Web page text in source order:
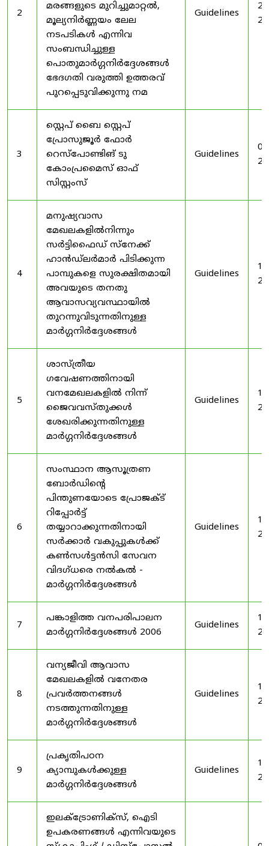
2
മരങ്ങളുടെ മുറിച്ചുമാറ്റൽ,
മൂല്യനിർണ്ണയം ലേല
നടപടികൾ എന്നിവ
സംബന്ധിച്ചുള്ള
പൊതുമാർഗ്ഗനിർദ്ദേശങ്ങൾ
ഭേദഗതി വരുത്തി ഉത്തരവ്
പുറപ്പെടുവിക്കുന്നു നമ
Guidelines
3
സ്റ്റെപ് ബൈ സ്റ്റെപ്
പ്രോസുജൂർ ഫോർ
റെസ്‌പോണ്ടിങ് ടു
കോംപ്രമൈസ് ഓഫ്
സിസ്റ്റംസ്
Guidelines
4
മനുഷ്യവാസ
മേഖലകളിൽനിന്നും
സർട്ടിഫൈഡ് സ്നേക്ക്
ഹാൻഡ്‌ലർമാർ പിടിക്കുന്ന
പാമ്പുകളെ സുരക്ഷിതമായി
അവയുടെ തനതു
ആവാസവ്യവസ്ഥായിൽ
തുറന്നുവിടുന്നതിനുള്ള
മാർഗ്ഗനിർദ്ദേശങ്ങൾ
Guidelines
5
ശാസ്ത്രീയ
ഗവേഷണത്തിനായി
വനമേഖലകളിൽ നിന്ന്
ജൈവവസ്തുക്കൾ
ശേഖരിക്കുന്നതിനുള്ള
മാർഗ്ഗനിർദ്ദേശങ്ങൾ
Guidelines
6
സംസ്ഥാന ആസൂത്രണ
ബോർഡിൻ്റെ
പിന്തുണയോടെ പ്രോജക്ട്
റിപ്പോർട്ട്
തയ്യാറാക്കുന്നതിനായി
സർക്കാർ വകുപ്പുകൾക്ക്
കൺസൾട്ടൻസി സേവന
വിദഗ്ധരെ നൽകൽ -
മാർഗ്ഗനിർദ്ദേശങ്ങൾ
Guidelines
7
പങ്കാളിത്ത വനപരിപാലന
മാർഗ്ഗനിർദ്ദേശങ്ങൾ 2006
Guidelines
8
വന്യജീവി ആവാസ
മേഖലകളിൽ വനേതര
പ്രവർത്തനങ്ങൾ
നടത്തുന്നതിനുള്ള
മാർഗ്ഗനിർദ്ദേശങ്ങൾ
Guidelines
9
പ്രകൃതിപഠന
ക്യാമ്പുകൾക്കുള്ള
മാർഗ്ഗനിർദ്ദേശങ്ങൾ
Guidelines
ഇലക്‌ട്രോണിക്‌സ്, ഐടി
ഉപകരണങ്ങൾ എന്നിവയുടെ